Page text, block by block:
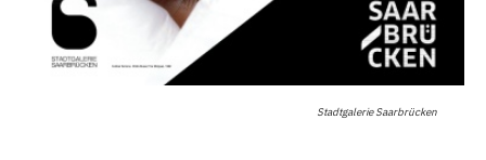
Stadtgalerie Saarbrücken